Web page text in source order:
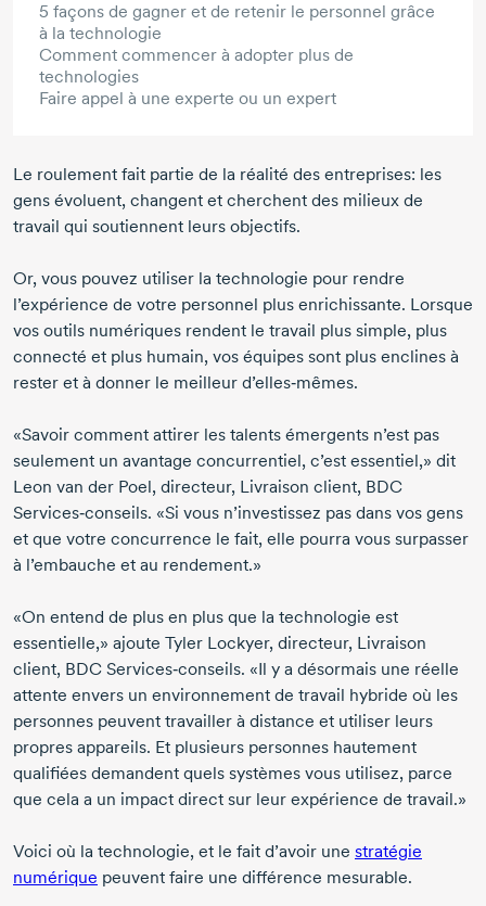
5 façons de gagner et de retenir le personnel grâce
à la technologie
Comment commencer à adopter plus de
technologies
Faire appel à une experte ou un expert
Le roulement fait partie de la réalité des entreprises: les
gens évoluent, changent et cherchent des milieux de
travail qui soutiennent leurs objectifs.
Or, vous pouvez utiliser la technologie pour rendre
l’expérience de votre personnel plus enrichissante. Lorsque
vos outils numériques rendent le travail plus simple, plus
connecté et plus humain, vos équipes sont plus enclines à
rester et à donner le meilleur d’elles‑mêmes.
«Savoir comment attirer les talents émergents n’est pas
seulement un avantage concurrentiel, c’est essentiel,» dit
Leon van der Poel, directeur, Livraison client, BDC
Services‑conseils. «Si vous n’investissez pas dans vos gens
et que votre concurrence le fait, elle pourra vous surpasser
à l’embauche et au rendement.»
«On entend de plus en plus que la technologie est
essentielle,» ajoute Tyler Lockyer, directeur, Livraison
client, BDC Services‑conseils. «Il y a désormais une réelle
attente envers un environnement de travail hybride où les
personnes peuvent travailler à distance et utiliser leurs
propres appareils. Et plusieurs personnes hautement
qualifiées demandent quels systèmes vous utilisez, parce
que cela a un impact direct sur leur expérience de travail.»
Voici où la technologie, et le fait d’avoir une stratégie
numérique peuvent faire une différence mesurable.